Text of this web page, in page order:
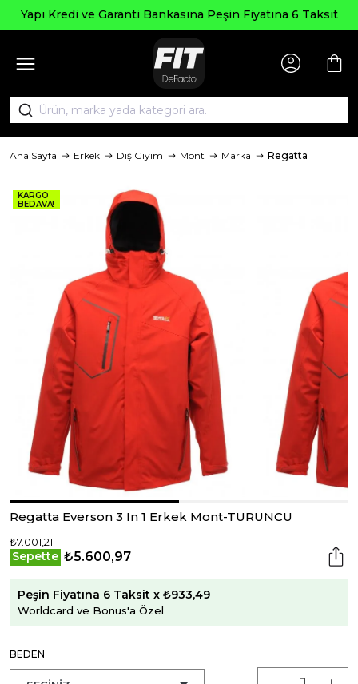
Yapı Kredi ve Garanti Bankasına Peşin Fiyatına 6 Taksit
Ana Sayfa Erkek Dış Giyim Mont Marka Regatta
KARGO
BEDAVA!
Regatta Everson 3 In 1 Erkek Mont-TURUNCU
₺7.001,21
Sepette ₺5.600,97
Peşin Fiyatına 6 Taksit x ₺933,49
Worldcard ve Bonus'a Özel
BEDEN